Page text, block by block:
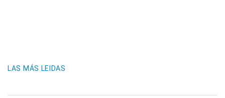
LAS MÁS LEIDAS